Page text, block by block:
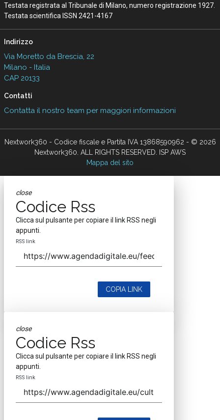
Testata registrata al Tribunale di Milano, numero registrazione 1927.
Testata scientifica ISSN 2421-4167
Indirizzo
Via Moretto da Brescia, 22
Milano - Italia
CAP 20133
Contatti
Contatta il nostro team per maggiori informazioni
Nextwork360 - Codice fiscale e Partita IVA 13868590962 - © 2026
Nextwork360. ALL RIGHTS RESERVED. ISP AWS
Mappa del sito
close
Codice Rss
Clicca sul pulsante per copiare il link RSS negli
appunti.
RSS link
COPIA LINK
close
Codice Rss
Clicca sul pulsante per copiare il link RSS negli
appunti.
RSS link